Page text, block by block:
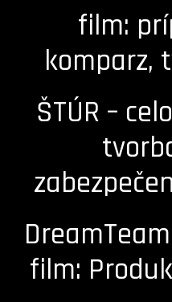
film:
komparz,
ŠTÚR –
film: